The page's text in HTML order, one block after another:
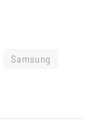
Samsung